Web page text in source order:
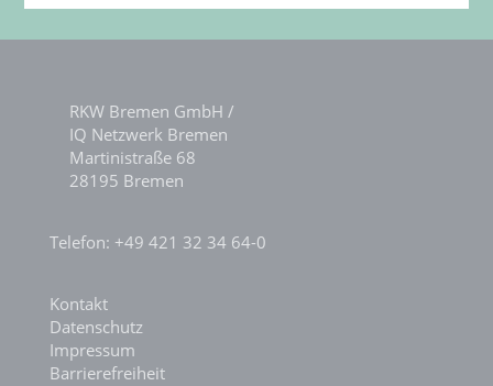
RKW Bremen GmbH /
IQ Netzwerk Bremen
Martinistraße 68
28195 Bremen
Telefon: +49 421 32 34 64-0
Kontakt
Datenschutz
Impressum
Barrierefreiheit